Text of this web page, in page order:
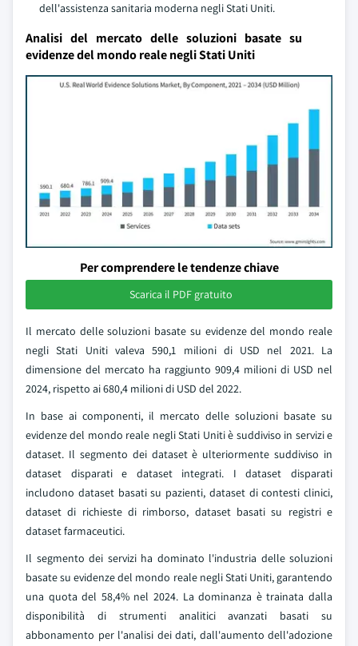
dell'assistenza sanitaria moderna negli Stati Uniti.
Analisi del mercato delle soluzioni basate su
evidenze del mondo reale negli Stati Uniti
Per comprendere le tendenze chiave
Scarica il PDF gratuito
Il mercato delle soluzioni basate su evidenze del mondo reale
negli Stati Uniti valeva 590,1 milioni di USD nel 2021. La
dimensione del mercato ha raggiunto 909,4 milioni di USD nel
2024, rispetto ai 680,4 milioni di USD del 2022.
In base ai componenti, il mercato delle soluzioni basate su
evidenze del mondo reale negli Stati Uniti è suddiviso in servizi e
dataset. Il segmento dei dataset è ulteriormente suddiviso in
dataset disparati e dataset integrati. I dataset disparati
includono dataset basati su pazienti, dataset di contesti clinici,
dataset di richieste di rimborso, dataset basati su registri e
dataset farmaceutici.
Il segmento dei servizi ha dominato l'industria delle soluzioni
basate su evidenze del mondo reale negli Stati Uniti, garantendo
una quota del 58,4% nel 2024. La dominanza è trainata dalla
disponibilità di strumenti analitici avanzati basati su
abbonamento per l'analisi dei dati, dall'aumento dell'adozione